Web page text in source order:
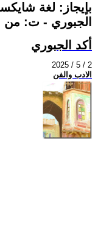
بإيجاز: لغة
الجبوري - ت: من
أكد الجبوري
2025 / 5 / 2
الادب والفن